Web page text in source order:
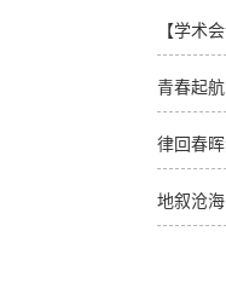
【学术
青春起
律回春
地叙沧